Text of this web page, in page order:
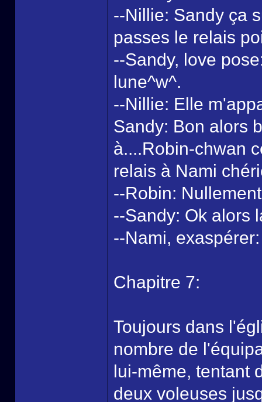
--Nillie: Sandy ça
passes le relais
--Sandy, love
lune^w^.
--Nillie: Elle
Sandy: Bon alors
à....Robin-chwan
relais à Nami
--Robin:
--Sandy: Ok alors
--Nami,
Chapitre 7:
Toujours dans
nombre de
lui-même, tentant
deux voleuses